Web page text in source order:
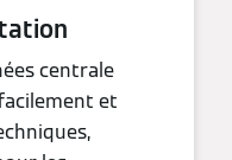
centrale
et